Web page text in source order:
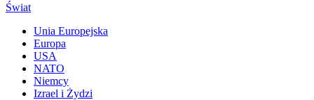
Świat
Unia Europejska
Europa
USA
NATO
Niemcy
Izrael i Żydzi